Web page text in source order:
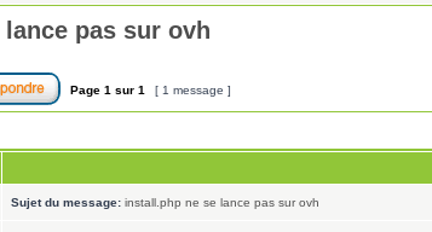
pas sur ovh
Page 1 sur 1 [ 1 message ]
Sujet du message: install.php ne se lance pas sur ovh